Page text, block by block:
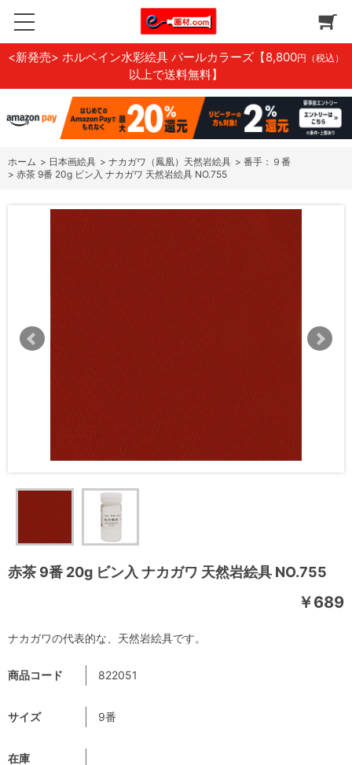
<新発売> ホルベイン水彩絵具 パールカラーズ 【8,800円（税込）
以上で送料無料】
ホーム > 日本画絵具 > ナカガワ（鳳凰）天然岩絵具 > 番手：９番
> 赤茶 9番 20g ビン入 ナカガワ 天然岩絵具 NO.755
赤茶 9番 20g ビン入 ナカガワ 天然岩絵具 NO.755
￥689
商品コード 822051
サイズ 9番
在庫
ナカガワの代表的な、天然岩絵具です。